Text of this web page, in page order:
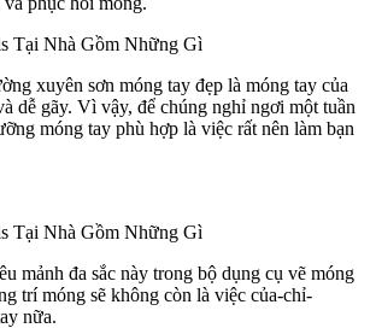
xuyên sơn móng tay đẹp là móng tay của
dễ gãy. Vì vậy, để chúng nghỉ ngơi một tuần
móng tay phù hợp là việc rất nên làm bạn
mảnh đa sắc này trong bộ dụng cụ vẽ móng
trí móng sẽ không còn là việc của-chỉ-
nữa.